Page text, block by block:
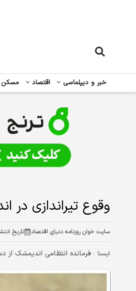
خبر و دیپلماسی اقتصاد مسکن
وقوع تیراندازی در
سایت خوان روزنامه دنیای اقتصاد تاریخ
ايسنا : فرمانده انتظامی اندیمشک از